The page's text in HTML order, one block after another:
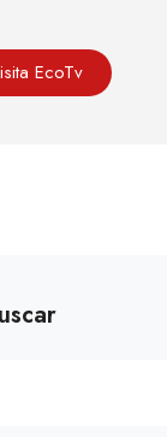
EcoTv
Ciudadanos Que